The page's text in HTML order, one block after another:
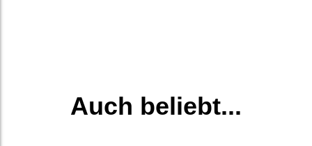
Auch beliebt...